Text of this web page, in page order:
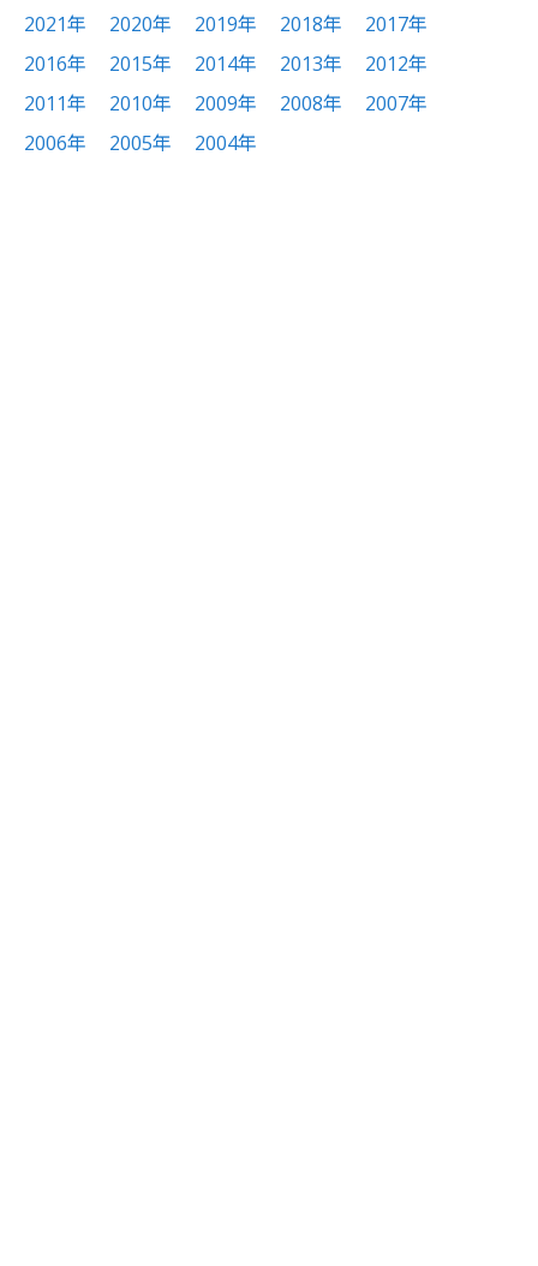
2021年
2020年 2019年 2018年
2017年
2016年
2015年 2014年 2013年
2012年
2011年
2010年 2009年 2008年
2007年
2006年
2005年 2004年